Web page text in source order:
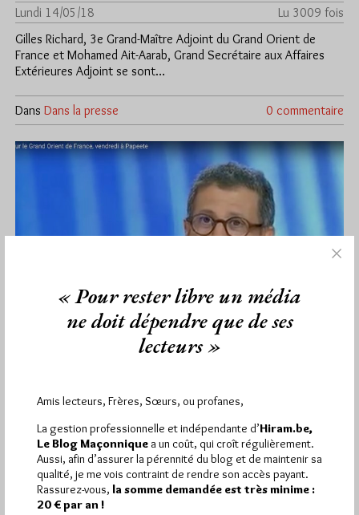
Lundi 14/05/18
Lu 3009 fois
Gilles Richard, 3e Grand-Maître Adjoint du Grand Orient de
France et Mohamed Ait-Aarab, Grand Secrétaire aux Affaires
Extérieures Adjoint se sont…
Dans Dans la presse 0 commentaire
Conférence du GODF ce vendredi soir à
Papeete
Par Géplu
Vendredi 3/11/17
Lu 1119 fois
Mohamed Aït-Aarab, Grand Secrétaire adjoint aux Affaires
« Pour rester libre un média
ne doit dépendre que de ses
lecteurs »
Amis lecteurs, Frères, Sœurs, ou profanes,
La gestion professionnelle et indépendante d’Hiram.be,
Le Blog Maçonnique a un coût, qui croît régulièrement.
Aussi, afin d’assurer la pérennité du blog et de maintenir sa
qualité, je me vois contraint de rendre son accès payant.
Rassurez-vous, la somme demandée est très minime :
20 € par an !